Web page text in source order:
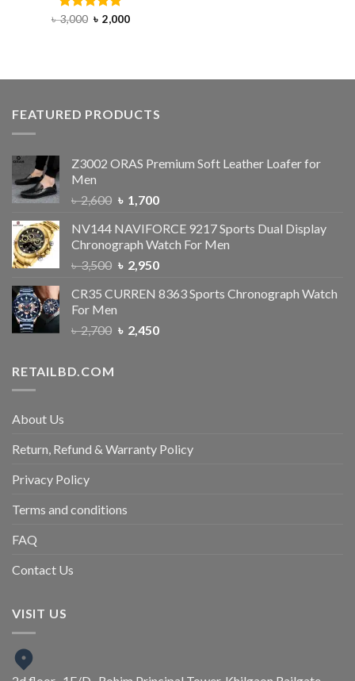
Rated5.00
৳3,000 ৳ 2,000
FEATURED PRODUCTS
Z3002 ORAS Premium Soft Leather Loafer for
Men
৳2,600 ৳ 1,700
NV144 NAVIFORCE 9217 Sports Dual Display
Chronograph Watch For Men
৳3,500 ৳ 2,950
CR35 CURREN 8363 Sports Chronograph Watch
For Men
৳2,700 ৳ 2,450
RETAILBD.COM
About Us
Return, Refund & Warranty Policy
Privacy Policy
Terms and conditions
FAQ
Contact Us
VISIT US